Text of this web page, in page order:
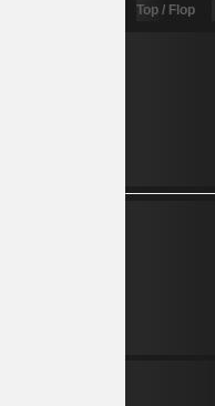
Top / Flop